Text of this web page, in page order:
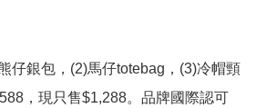
仔銀包，(2)馬仔totebag，(3)冷帽頸
，現只售$1,288。品牌國際認可